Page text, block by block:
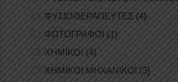
ΦΥΣΙΟΘΕΡΑΠΕΥΤΕΣ (4)
ΦΩΤΟΓΡΑΦΟΙ (1)
ΧΗΜΙΚΟΙ (4)
ΧΗΜΙΚΟΙ ΜΗΧΑΝΙΚΟΙ (3)